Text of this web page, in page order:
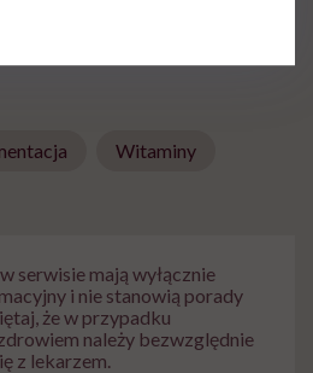
Witaminy
serwisie mają wyłącznie
i nie stanowią porady
że w przypadku
należy bezwzględnie
z lekarzem.